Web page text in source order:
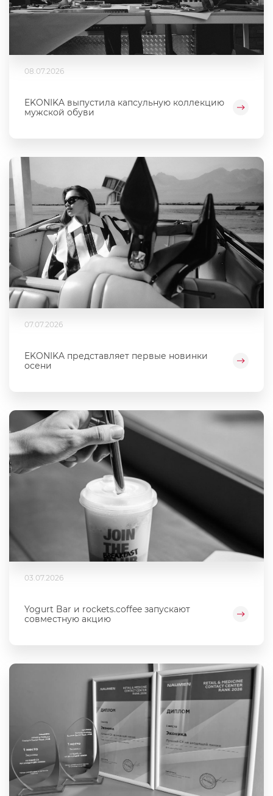
08.07.2026
EKONIKA выпустила капсульную коллекцию
мужской обуви
07.07.2026
EKONIKA представляет первые новинки
осени
03.07.2026
Yogurt Bar и rockets.coffee запускают
совместную акцию